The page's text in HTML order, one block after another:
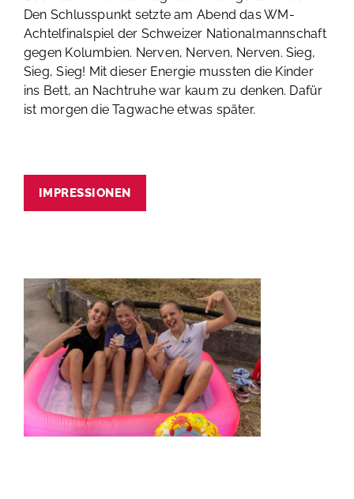
Den Schlusspunkt setzte am Abend das WM-
Achtelfinalspiel der Schweizer Nationalmannschaft
gegen Kolumbien. Nerven, Nerven, Nerven. Sieg,
Sieg, Sieg! Mit dieser Energie mussten die Kinder
ins Bett, an Nachtruhe war kaum zu denken. Dafür
ist morgen die Tagwache etwas später.
IMPRESSIONEN